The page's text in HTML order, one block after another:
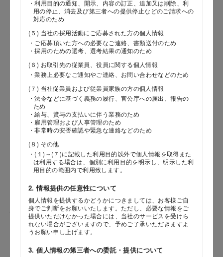
・利用目的の通知、開示、内容の訂正、追加又は削除、利
用の停止、消去及び第三者への提供停止などのご請求への
対応のため
(５) 当社の採用活動にご応募された方の個人情報
・ご応募頂いた方への必要なご連絡、書類送付のため
・採用のための選考、選考結果の通知のため
(６) お取引先の従業員、役員に関する個人情報
・業務上必要なご通知やご連絡、お問い合わせなどのため
(７) 当社従業員および従業員家族の方の個人情報
・法令などに基づく義務の履行、官公庁への届出、報告の
ため
・給与、賞与の支払いに伴う業務のため
・雇用管理および人事管理のため
・非常時の安否確認や緊急な連絡などのため
(８) その他
・(１)～(７)に記載した利用目的以外で個人情報を取得また
は利用する場合は、個別に利用目的を明示し、明示した利
用目的の範囲内で利用致します。
2. 情報提供の任意性について
個人情報を提供するかどうかにつきましては、お客様ご自
身でご判断をお願いいたします。ただし、必要な情報をご
提供いただけなかった場合には、当社のサービスを受けら
れない場合がございますので、予めご了承いただきますよ
うお願い申し上げます。
3. 個人情報の第三者への委託・提供について
都道府県
番地以降